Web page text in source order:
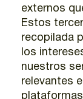
externos
Estos
recopilada
los
nuestros
relevantes